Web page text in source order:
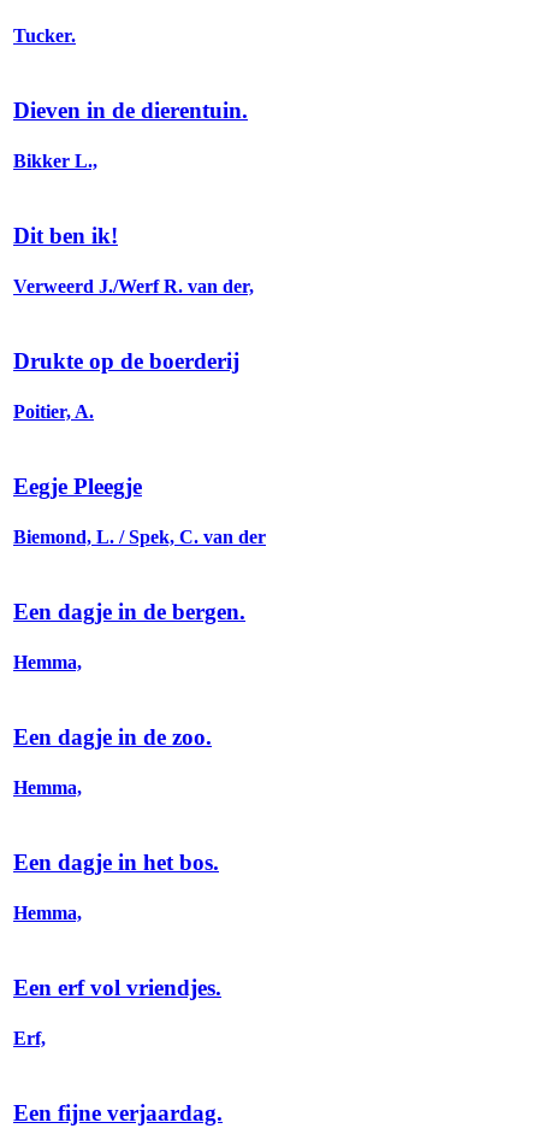
Tucker.
Dieven in de dierentuin.
Bikker L.,
Dit ben ik!
Verweerd J./Werf R. van der,
Drukte op de boerderij
Poitier, A.
Eegje Pleegje
Biemond, L. / Spek, C. van der
Een dagje in de bergen.
Hemma,
Een dagje in de zoo.
Hemma,
Een dagje in het bos.
Hemma,
Een erf vol vriendjes.
Erf,
Een fijne verjaardag.